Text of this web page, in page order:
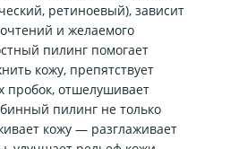
ретиноевый), зависит
и желаемого
пилинг помогает
кожу, препятствует
пробок, отшелушивает
пилинг не только
кожу — разглаживает